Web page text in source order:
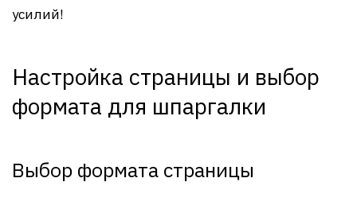
усилий!
Настройка страницы и выбор
формата для шпаргалки
Выбор формата страницы